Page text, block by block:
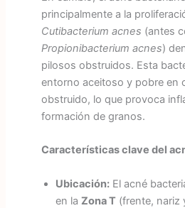
principalmente a la
Cutibacterium acnes (antes
Propionibacterium acnes)
pilosos obstruidos. Esta
entorno aceitoso y pobre en
obstruido, lo que provoca
formación de granos.
Características clave del
Ubicación:El acné
en la Zona T(frente, nariz